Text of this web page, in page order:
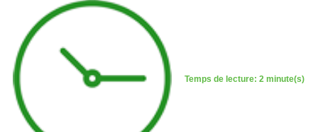
Temps de lecture: 2 minute(s)